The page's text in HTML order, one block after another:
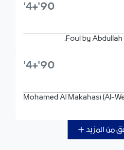
90'+4'
Foul by Abdullah
90'+4'
Mohamed Al Makahasi (Al-
من المزيد